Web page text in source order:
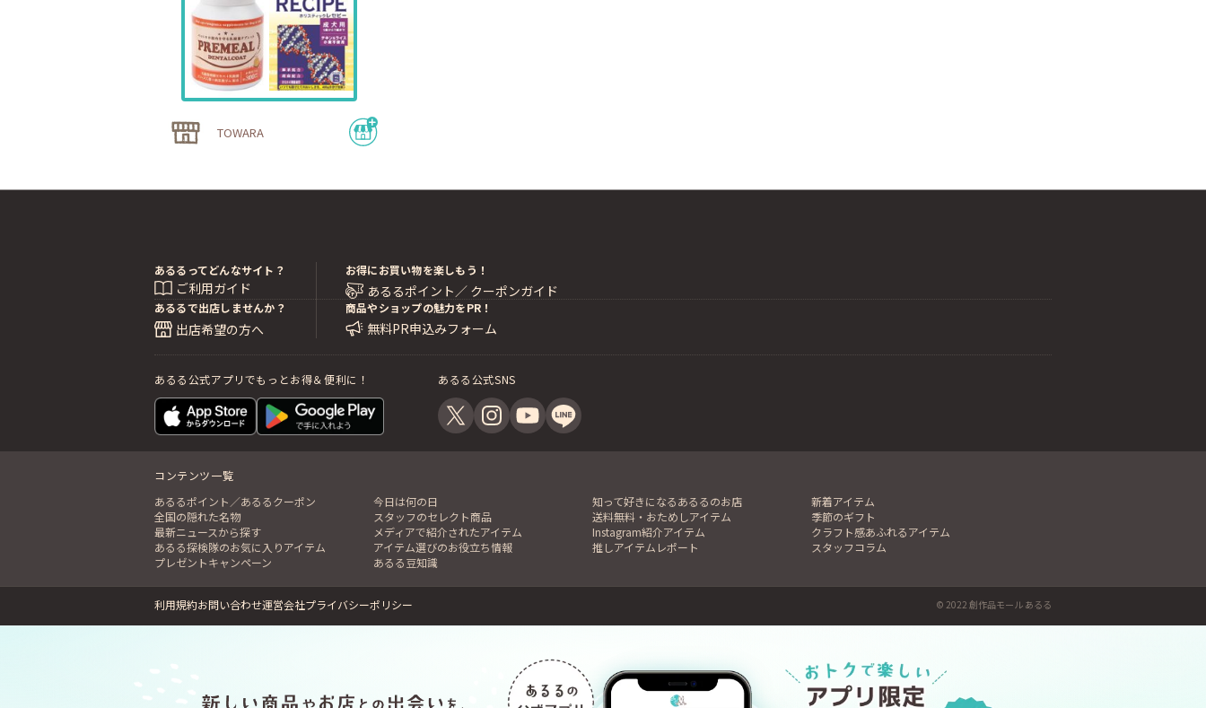
TOWARA
あるるってどんなサイト？
ご利用ガイド
お得にお買い物を楽しもう！
あるるポイント／ クーポンガイド
あるるで出店しませんか？
出店希望の方へ
商品やショップの魅力をPR！
無料PR申込みフォーム
あるる公式アプリでもっとお得＆便利に！ あるる公式SNS
コンテンツ一覧
あるるポイント／あるるクーポン
今日は何の日 知って好きになるあるるのお店
新着アイテム
全国の隠れた名物
スタッフのセレクト商品 送料無料・おためしアイテム
季節のギフト
最新ニュースから探す
メディアで紹介されたアイテム Instagram紹介アイテム
クラフト感あふれるアイテム
あるる探検隊のお気に入りアイテム
アイテム選びのお役立ち情報 推しアイテムレポート
スタッフコラム
プレゼントキャンペーン
あるる豆知識
利用規約お問い合わせ運営会社プライバシーポリシー © 2022 創作品モール あるる